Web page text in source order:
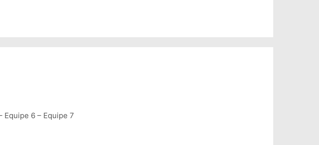
Equipe 6 – Equipe 7